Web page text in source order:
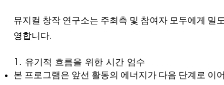
뮤지컬 창작 연구소는 주최측 및 참여자 모두에게 밀
영합니다.
1. 유기적 흐름을 위한 시간 엄수
본 프로그램은 앞선 활동의 에너지가 다음 단계로 이